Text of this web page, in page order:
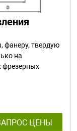
фанеру, твердую
на
фрезерных
ЦЕНЫ